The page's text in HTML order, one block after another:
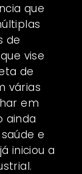
que
de
vise
de
várias
em
ainda
e
iniciou a